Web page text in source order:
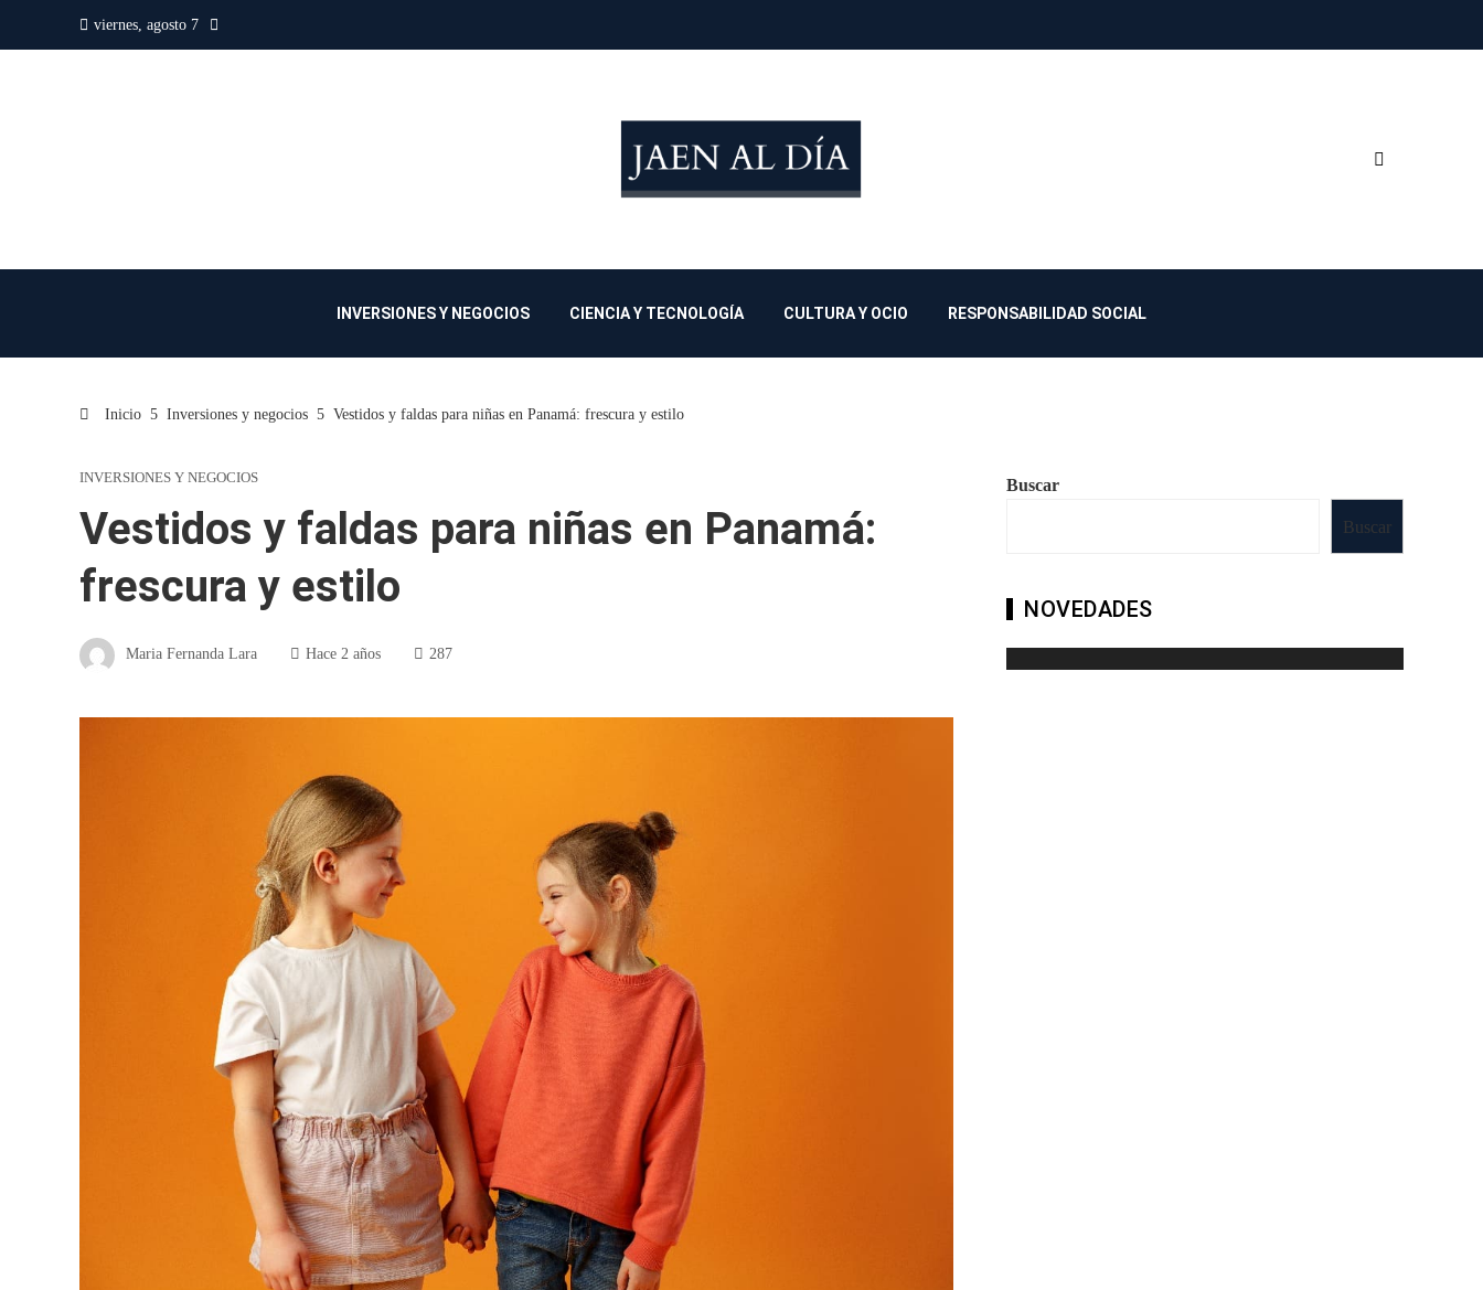
viernes, agosto 7
INVERSIONES Y NEGOCIOS CIENCIA Y TECNOLOGÍA CULTURA Y OCIO RESPONSABILIDAD SOCIAL
Inicio Inversiones y negocios Vestidos y faldas para niñas en Panamá: frescura y estilo
INVERSIONES Y NEGOCIOS
Vestidos y faldas para niñas en Panamá:
frescura y estilo
Maria Fernanda Lara Hace 2 años 287
Buscar
Buscar
NOVEDADES